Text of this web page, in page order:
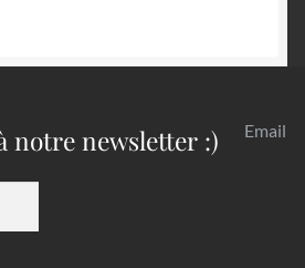
notre newsletter :) Email